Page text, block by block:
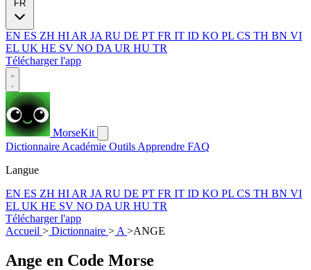
EN ES ZH HI AR JA RU DE PT FR IT ID KO PL CS TH BN VI
EL UK HE SV NO DA UR HU TR
Télécharger l'app
MorseKit
Dictionnaire Académie Outils Apprendre FAQ
Langue
EN ES ZH HI AR JA RU DE PT FR IT ID KO PL CS TH BN VI
EL UK HE SV NO DA UR HU TR
Télécharger l'app
Accueil > Dictionnaire > A >ANGE
Ange en Code Morse